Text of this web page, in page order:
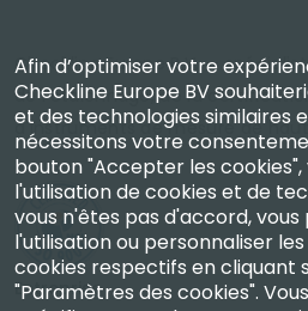
Checkline Europe B.V. —
de l'étalonnage, de la
d'instruments de mesure de
Entreprise
Afin d’optimiser votre
Checkline Europe BV
et des technologies similaires
nécessitons votre
bouton "Accepter les
l'utilisation de cookies et de
vous n'êtes pas d'accord,
l'utilisation ou personnaliser
cookies respectifs en cliquant
"Paramètres des cookies".